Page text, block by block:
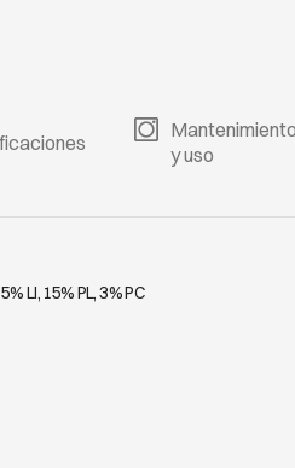
y uso
LI, 15% PL, 3% PC